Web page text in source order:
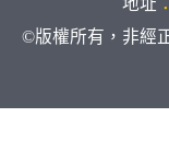
地址 ：
©版權所有，非經